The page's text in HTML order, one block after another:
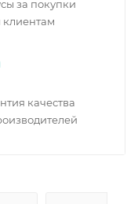
за покупки
клиентам
качества